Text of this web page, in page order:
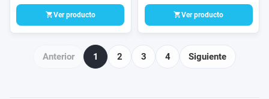
Login Tool.
Ver producto Ver producto
Anterior 1 2 3 4 Siguiente